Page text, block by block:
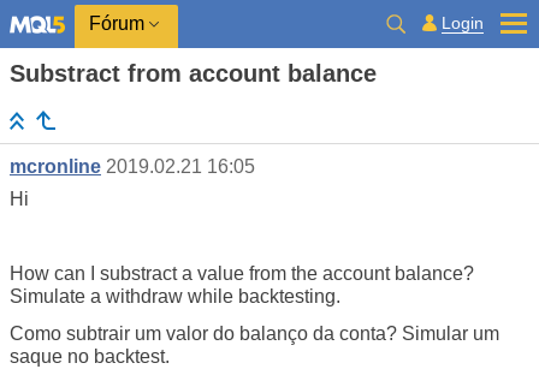
Fórum Login
Substract from account balance
mcronline 2019.02.21 16:05
Hi
How can I substract a value from the account balance?
Simulate a withdraw while backtesting.
Como subtrair um valor do balanço da conta? Simular um
saque no backtest.